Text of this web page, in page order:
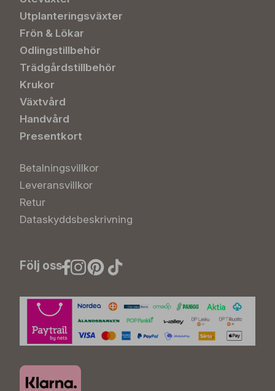
Utplanteringsväxter
Frön & Lökar
Odlingstillbehör
Trädgårdstillbehör
Krukor
Växtvård
Handvård
Presentkort
Betalningsvillkor
Leveransvillkor
Retur
Dataskyddsbeskrivning
Följ oss